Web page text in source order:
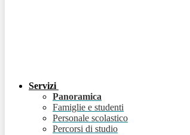
Servizi
Panoramica
Famiglie e studenti
Personale scolastico
Percorsi di studio